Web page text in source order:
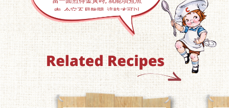
肉, 令它不易散開, 這時才可以
反動魚塊, 否則反太多的話, 好
容易就散開晒了。;
火力不宜太猛, 否則杏片很容易
就會燶。